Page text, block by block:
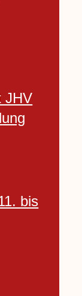
JHV
bis